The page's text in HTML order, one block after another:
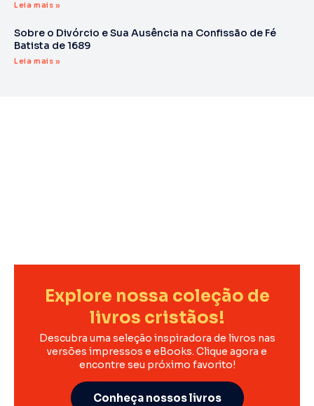
Leia mais »
Sobre o Divórcio e Sua Ausência na Confissão de Fé
Batista de 1689
Leia mais »
Explore nossa coleção de
livros cristãos!
Descubra uma seleção inspiradora de livros nas
versões impressos e eBooks. Clique agora e
encontre seu próximo favorito!
Conheça nossos livros